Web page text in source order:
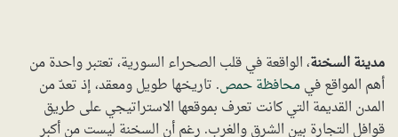
مدينة السخنة، الواقعة في قلب الصحراء السورية، تعتبر واحدة من
أهم المواقع فيمحافظة حمص. تاريخها طويل ومعقد، إذ تعدّ من
المدن القديمة التي كانت تعرف بموقعها الاستراتيجي على طريق
قوافل التجارة بين الشرق والغرب. رغم أن السخنة ليست من أكبر